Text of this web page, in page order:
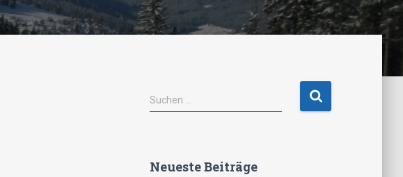
S
u
n
Suchen …
Neueste Beiträge